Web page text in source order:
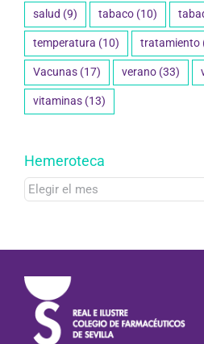
salud (9) tabaco (10)
temperatura (10) tratamiento
Vacunas (17) verano (33)
vitaminas (13)
Hemeroteca
Hemeroteca